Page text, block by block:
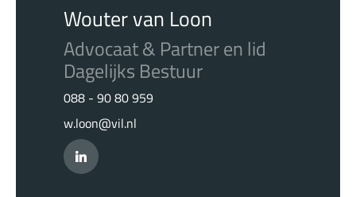
Wouter van Loon
Advocaat & Partner en lid
Dagelijks Bestuur
088 - 90 80 959
w.loon@vil.nl